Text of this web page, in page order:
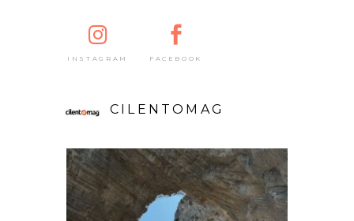
INSTAGRAM FACEBOOK
CILENTOMAG